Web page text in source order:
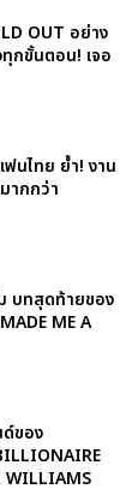
OUT อย่าง
กขั้นตอน! เจอ
ฟนไทย ย้ำ! งาน
ากกว่า
บทสุดท้ายของ
ME A
ด์ของ
WILLIAMS